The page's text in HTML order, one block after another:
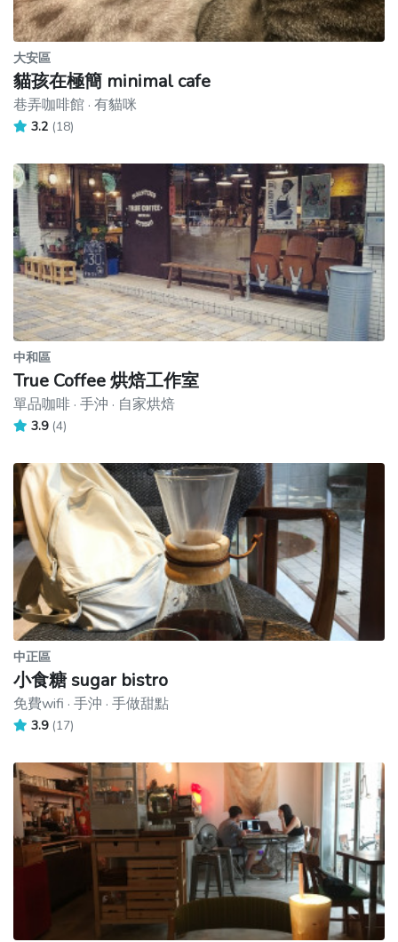
大安區
貓孩在極簡 minimal cafe
巷弄咖啡館 · 有貓咪
3.2 (18)
中和區
True Coffee 烘焙工作室
單品咖啡 · 手沖 · 自家烘焙
3.9 (4)
中正區
小食糖 sugar bistro
免費wifi · 手沖 · 手做甜點
3.9 (17)